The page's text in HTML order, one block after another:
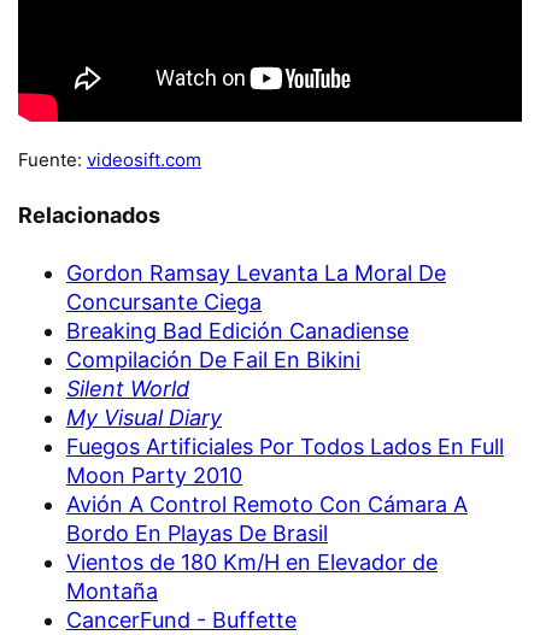
Fuente: videosift.com
Relacionados
Gordon Ramsay Levanta La Moral De
Concursante Ciega
Breaking Bad Edición Canadiense
Compilación De Fail En Bikini
Silent World
My Visual Diary
Fuegos Artificiales Por Todos Lados En Full
Moon Party 2010
Avión A Control Remoto Con Cámara A
Bordo En Playas De Brasil
Vientos de 180 Km/H en Elevador de
Montaña
CancerFund - Buffette